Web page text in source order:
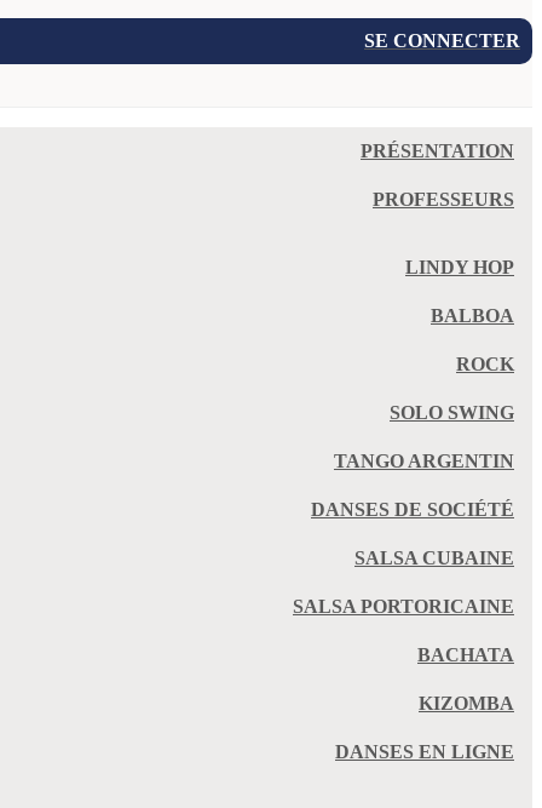
SE CONNECTER
PRÉSENTATION
PROFESSEURS
LINDY HOP
BALBOA
ROCK
SOLO SWING
TANGO ARGENTIN
DANSES DE SOCIÉTÉ
SALSA CUBAINE
SALSA PORTORICAINE
BACHATA
KIZOMBA
DANSES EN LIGNE